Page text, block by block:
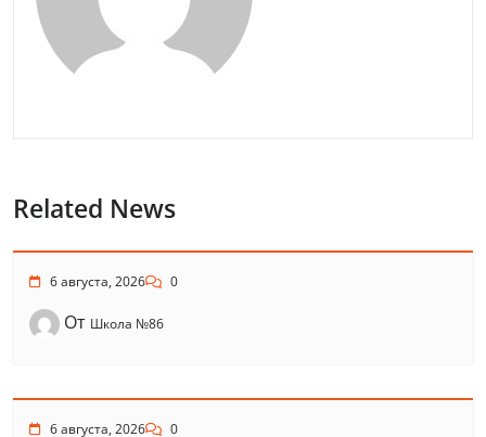
Related News
6 августа, 2026 0
От Школа №86
6 августа, 2026 0